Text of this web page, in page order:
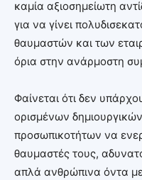
καμία αξιοσημείωτη
για να γίνει
θαυμαστών και των
όρια στην ανάρμοστη
Φαίνεται ότι δεν
ορισμένων
προσωπικοτήτων να
θαυμαστές τους,
απλά ανθρώπινα όντα